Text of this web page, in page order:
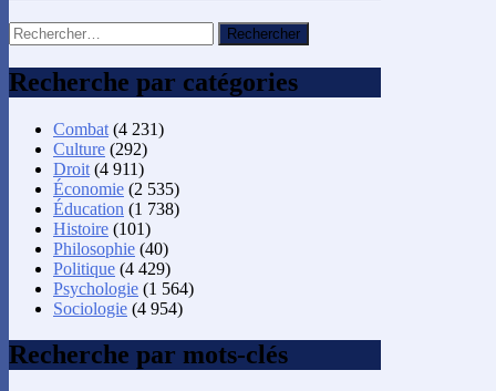
Rechercher :
Recherche par catégories
Combat (4 231)
Culture (292)
Droit (4 911)
Économie (2 535)
Éducation (1 738)
Histoire (101)
Philosophie (40)
Politique (4 429)
Psychologie (1 564)
Sociologie (4 954)
Recherche par mots-clés